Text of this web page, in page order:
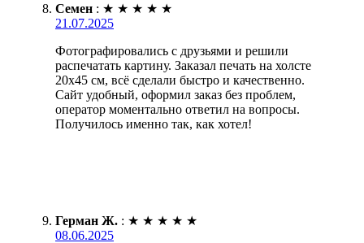
Семен : ★ ★ ★ ★ ★
21.07.2025
Фотографировались с друзьями и решили
распечатать картину. Заказал печать на холсте
20х45 см, всё сделали быстро и качественно.
Сайт удобный, оформил заказ без проблем,
оператор моментально ответил на вопросы.
Получилось именно так, как хотел!
Герман Ж. : ★ ★ ★ ★ ★
08.06.2025